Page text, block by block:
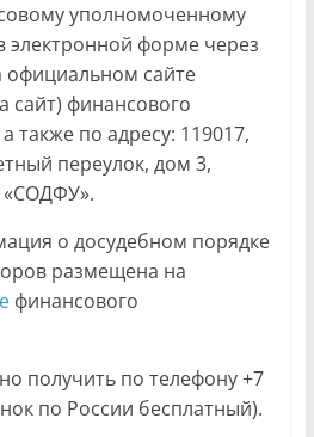
уполномоченному
электронной форме через
сайте
сайт) финансового
также по адресу: 119017,
переулок, дом 3,
о досудебном порядке
размещена на
финансового
получить по телефону +7
по России бесплатный).